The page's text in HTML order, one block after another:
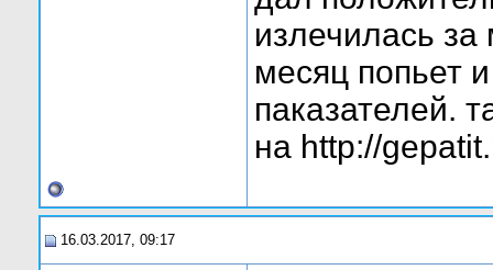
излечилась
месяц попьет
паказателей.
на http://
16.03.2017, 09:17